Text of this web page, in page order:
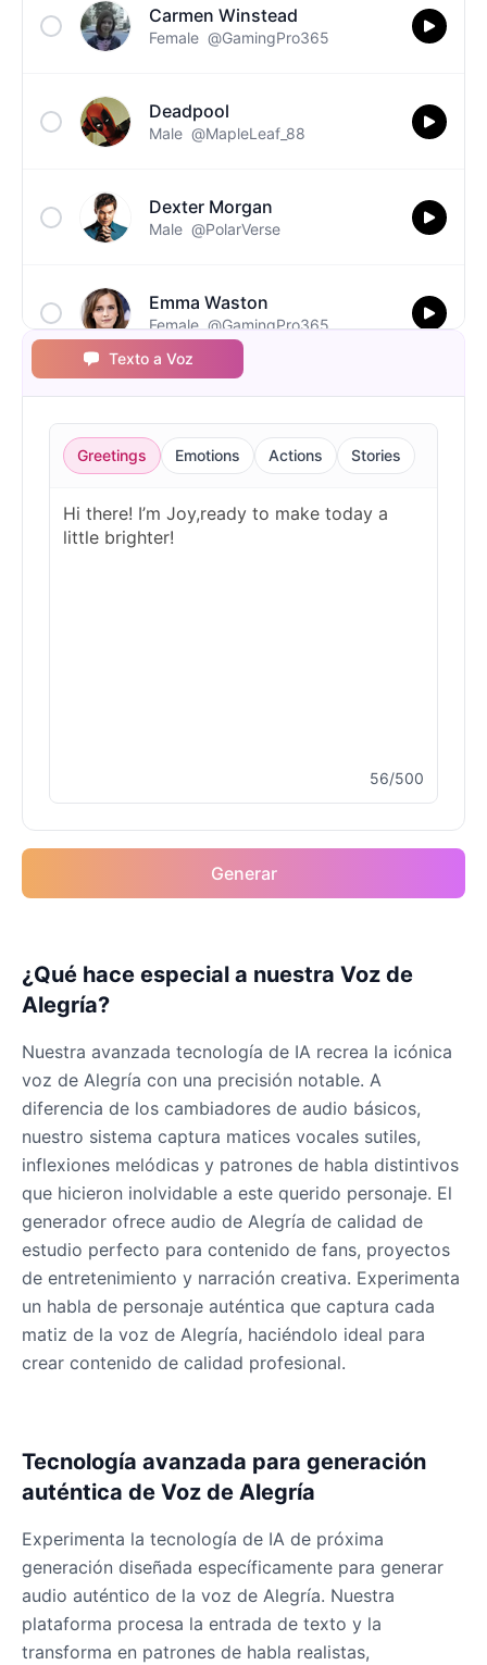
Carmen Winstead
Female @GamingPro365
Deadpool
Male @MapleLeaf_88
Dexter Morgan
Male @PolarVerse
Emma Waston
Female @GamingPro365
Ghostface(Scream)
Male @NovaSky
Male @BytePhantom
Male @Holiday
Rocket(Guardians of the
Galaxy)
Spiderman
Venom
@NYCgirl2009
WuKong(Black Myth)
Male @OmegaWolf
Yzma(Eartha Kitt)
@PixelSpecter
Zombie
Texto a Voz
Greetings Emotions Actions Stories
56/500
Generar
¿Qué hace especial a nuestra Voz de
Alegría?
Nuestra avanzada tecnología de IA recrea la icónica
voz de Alegría con una precisión notable. A
diferencia de los cambiadores de audio básicos,
nuestro sistema captura matices vocales sutiles,
inflexiones melódicas y patrones de habla distintivos
que hicieron inolvidable a este querido personaje. El
generador ofrece audio de Alegría de calidad de
estudio perfecto para contenido de fans, proyectos
de entretenimiento y narración creativa. Experimenta
un habla de personaje auténtica que captura cada
matiz de la voz de Alegría, haciéndolo ideal para
crear contenido de calidad profesional.
Tecnología avanzada para generación
auténtica de Voz de Alegría
Experimenta la tecnología de IA de próxima
generación diseñada específicamente para generar
audio auténtico de la voz de Alegría. Nuestra
plataforma procesa la entrada de texto y la
transforma en patrones de habla realistas,